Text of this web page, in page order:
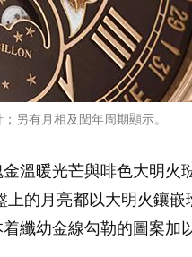
另有月相及閏年周期顯示。
溫暖光芒與啡色大明火
的月亮都以大明火鑲嵌
纖幼金線勾勒的圖案加